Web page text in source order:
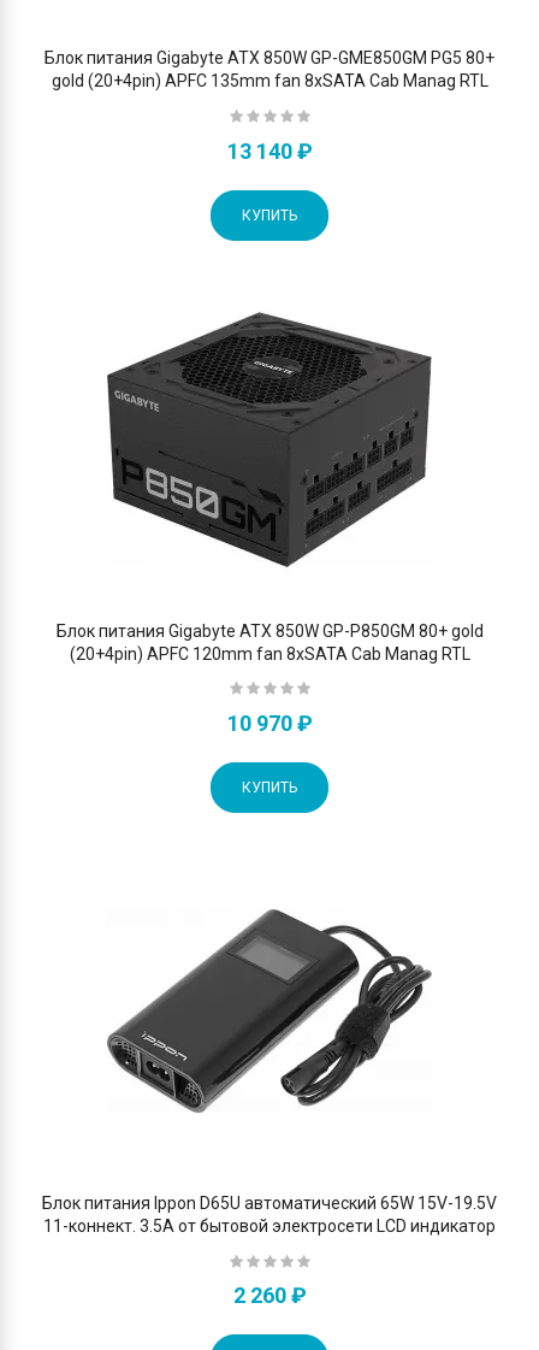
Блок питания Gigabyte ATX 850W GP-GME850GM PG5 80+
gold (20+4pin) APFC 135mm fan 8xSATA Cab Manag RTL
13 140 ₽
КУПИТЬ
Блок питания Gigabyte ATX 850W GP-P850GM 80+ gold
(20+4pin) APFC 120mm fan 8xSATA Cab Manag RTL
10 970 ₽
КУПИТЬ
Блок питания Ippon D65U автоматический 65W 15V-19.5V
11-коннект. 3.5A от бытовой электросети LСD индикатор
2 260 ₽